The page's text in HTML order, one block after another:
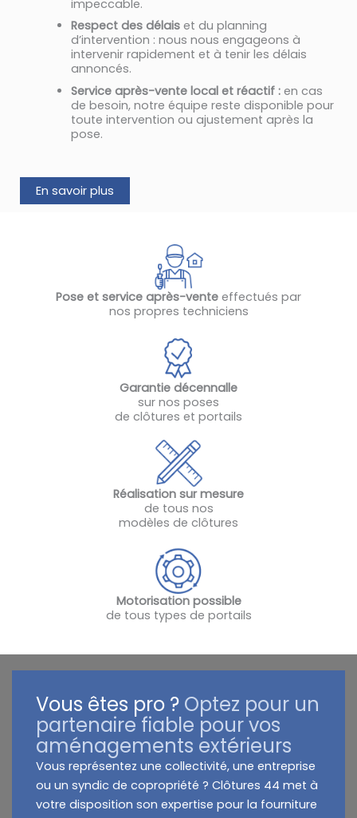
impeccable.
Respect des délaiset du planning
d’intervention : nous nous engageons à
intervenir rapidement et à tenir les délais
annoncés.
Service après-vente local et réactif :en cas
de besoin, notre équipe reste disponible pour
toute intervention ou ajustement après la
pose.
En savoir plus
Pose et service après-vente effectués par
nos propres techniciens
Garantie décennalle
sur nos poses
de clôtures et portails
Réalisation sur mesure
de tous nos
modèles de clôtures
Motorisation possible
de tous types de portails
Vous êtes pro ? Optez pour un
partenaire fiable pour vos
aménagements extérieurs
Vous représentez une collectivité, une entreprise
ou un syndic de copropriété ? Clôtures 44 met à
votre disposition son expertise pour la fourniture